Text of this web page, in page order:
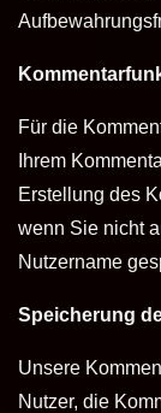
Für die
Ihrem
Erstellung des
wenn Sie nicht
Nutzername
Speicherung
Unsere
Nutzer, die